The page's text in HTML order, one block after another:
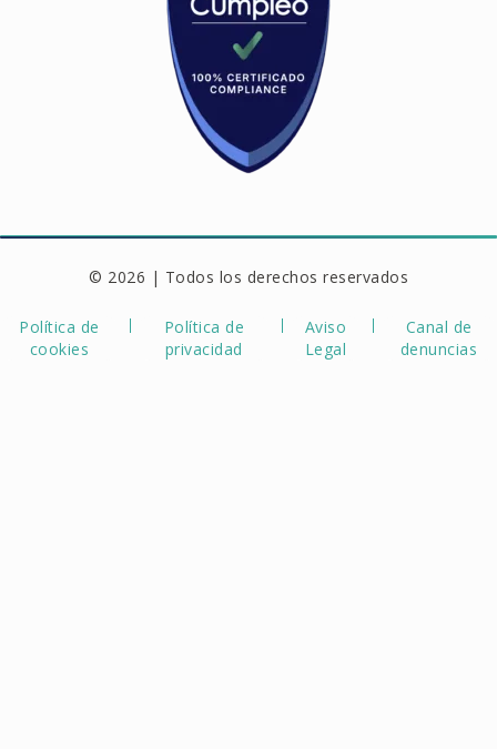
© 2026 | Todos los derechos reservados
Política de
cookies
Política de
privacidad
Aviso
Legal
Canal de
denuncias